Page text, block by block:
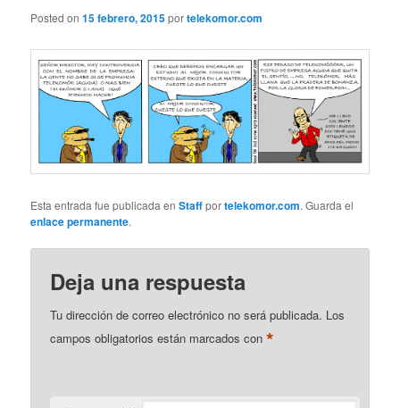
Posted on15 febrero, 2015portelekomor.com
Esta entrada fue publicada enStaffportelekomor.com. Guarda el
enlace permanente.
Deja una respuesta
Tu dirección de correo electrónico no será publicada. Los
campos obligatorios están marcados con*